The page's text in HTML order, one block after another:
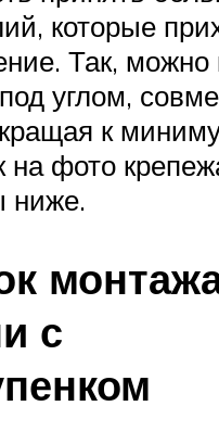
которые
Так, можно
углом,
к
на фото
ниже.
с